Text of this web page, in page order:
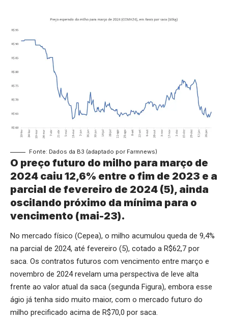
Fonte: Dados da B3 (adaptado por Farmnews)
O preço futuro do milho para março de
2024 caiu 12,6% entre o fim de 2023 e a
parcial de fevereiro de 2024 (5), ainda
oscilando próximo da mínima para o
vencimento (mai-23).
No mercado físico (Cepea), o milho acumulou queda de 9,4%
na parcial de 2024, até fevereiro (5), cotado a R$62,7 por
saca. Os contratos futuros com vencimento entre março e
novembro de 2024 revelam uma perspectiva de leve alta
frente ao valor atual da saca (segunda Figura), embora esse
ágio já tenha sido muito maior, com o mercado futuro do
milho precificado acima de R$70,0 por saca.